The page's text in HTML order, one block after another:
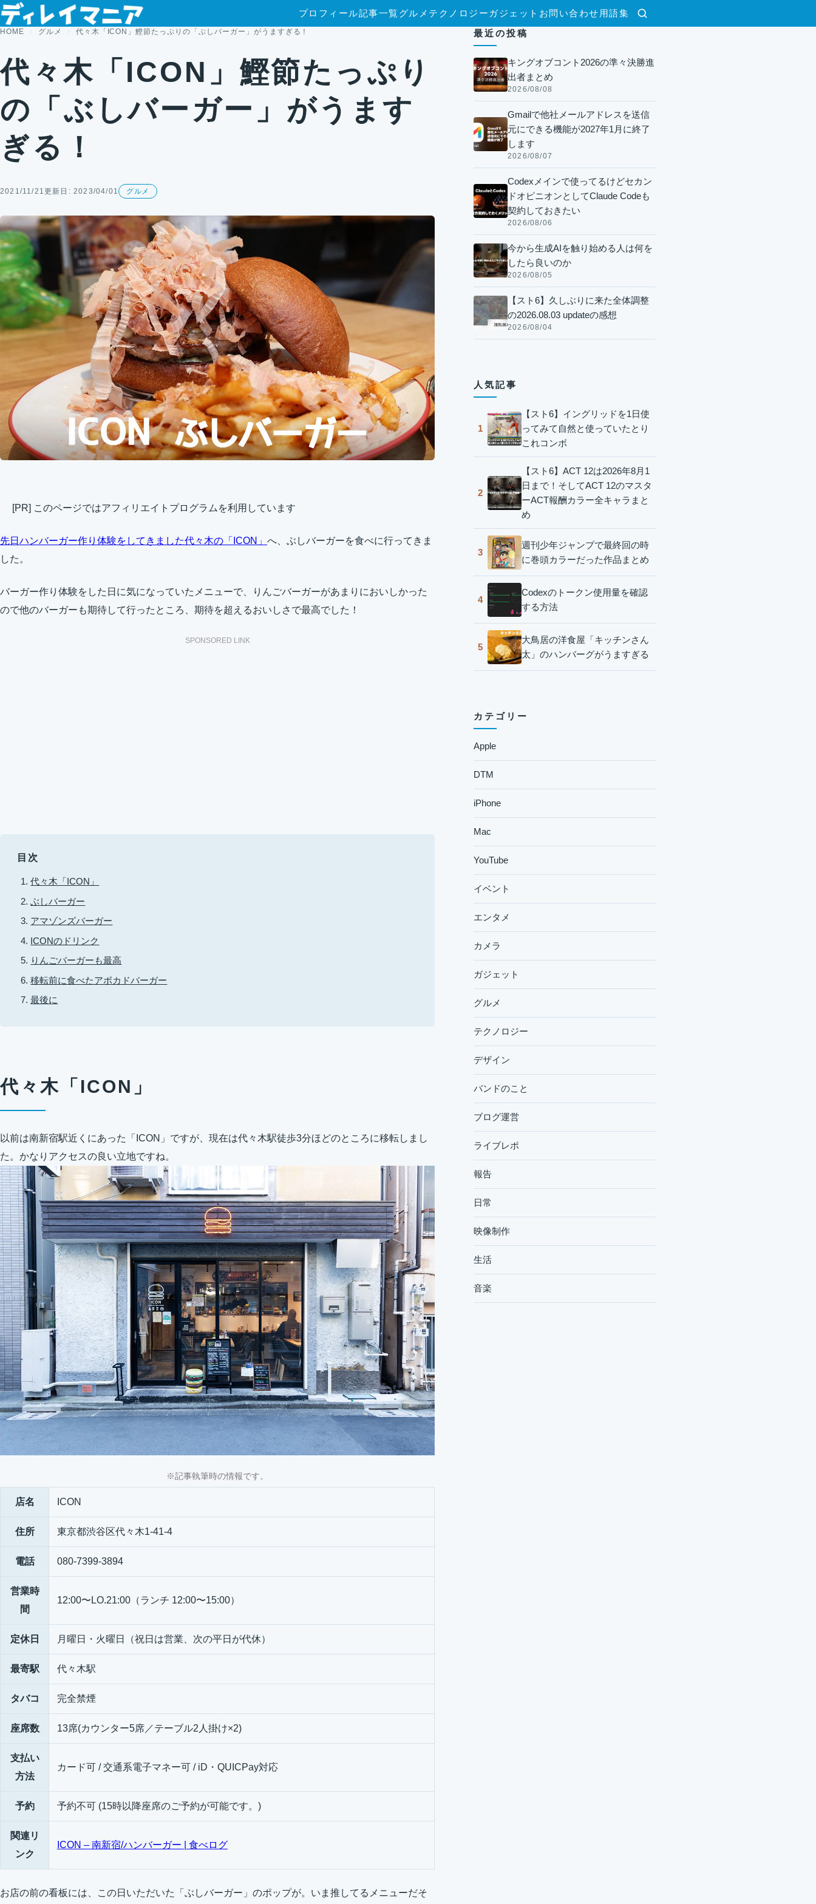
コンテンツへスキップ
検索
プロフィール記事一覧グルメ テクノロジー ガジェット お問い合わせ 用語集
HOME グルメ 代々木「ICON」鰹節たっぷりの「ぶしバーガー」がうますぎる！
代々木「ICON」鰹節たっぷり
の「ぶしバーガー」がうます
ぎる！
2021/11/21 更新日: 2023/04/01 グルメ
[PR] このページではアフィリエイトプログラムを利用しています
先日ハンバーガー作り体験をしてきました代々木の「ICON」 へ、ぶしバーガーを食べに行ってきま
した。
バーガー作り体験をした日に気になっていたメニューで、りんごバーガーがあまりにおいしかった
ので他のバーガーも期待して行ったところ、期待を超えるおいしさで最高でした！
SPONSORED LINK
目次
代々木「ICON」
ぶしバーガー
アマゾンズバーガー
ICONのドリンク
りんごバーガーも最高
移転前に食べたアボカドバーガー
最後に
代々木「ICON」
以前は南新宿駅近くにあった「ICON」ですが、現在は代々木駅徒歩3分ほどのところに移転しまし
た。かなりアクセスの良い立地ですね。
※記事執筆時の情報です。
店名 ICON
住所 東京都渋谷区代々木1-41-4
電話 080-7399-3894
営業時
間
12:00〜LO.21:00（ランチ 12:00〜15:00）
定休日 月曜日・火曜日（祝日は営業、次の平日が代休）
最寄駅 代々木駅
タバコ 完全禁煙
座席数 13席(カウンター5席／テーブル2人掛け×2)
支払い
方法
カード可 / 交通系電子マネー可 / iD・QUICPay対応
予約 予約不可 (15時以降座席のご予約が可能です。)
関連リ
ンク
ICON – 南新宿/ハンバーガー | 食べログ
お店の前の看板には、この日いただいた「ぶしバーガー」のポップが。いま推してるメニューだそ
最近の投稿
キングオブコント2026の準々決勝進
出者まとめ
2026/08/08
Gmailで他社メールアドレスを送信
元にできる機能が2027年1月に終了
します
2026/08/07
Codexメインで使ってるけどセカン
ドオピニオンとしてClaude Codeも
契約しておきたい
2026/08/06
今から生成AIを触り始める人は何を
したら良いのか
2026/08/05
【スト6】久しぶりに来た全体調整
の2026.08.03 updateの感想
2026/08/04
人気記事
1
【スト6】イングリッドを1日使
ってみて自然と使っていたとり
これコンボ
2
【スト6】ACT 12は2026年8月1
日まで！そしてACT 12のマスタ
ーACT報酬カラー全キャラまと
め
3
週刊少年ジャンプで最終回の時
に巻頭カラーだった作品まとめ
4
Codexのトークン使用量を確認
する方法
5
大鳥居の洋食屋「キッチンさん
太」のハンバーグがうますぎる
カテゴリー
Apple
DTM
iPhone
Mac
YouTube
イベント
エンタメ
カメラ
ガジェット
グルメ
テクノロジー
デザイン
バンドのこと
ブログ運営
ライブレポ
報告
日常
映像制作
生活
音楽